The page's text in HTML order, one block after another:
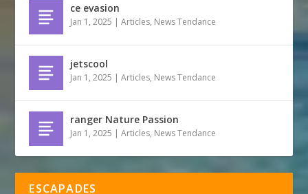
ce evasion
Jan 1, 2025 |Articles, News Tendance
jetscool
Jan 1, 2025 |Articles, News Tendance
ranger Nature Passion
Jan 1, 2025 |Articles, News Tendance
ESCAPADES